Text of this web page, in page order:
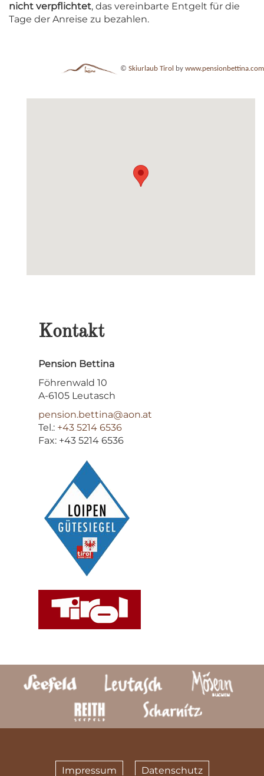
nicht verpflichtet, das vereinbarte Entgelt für die
Tage der Anreise zu bezahlen.
© Skiurlaub Tirol by www.pensionbettina.com
Kontakt
Pension Bettina
Föhrenwald 10
A-6105 Leutasch
pension.bettina@aon.at
Tel.: +43 5214 6536
Fax: +43 5214 6536
Impressum Datenschutz